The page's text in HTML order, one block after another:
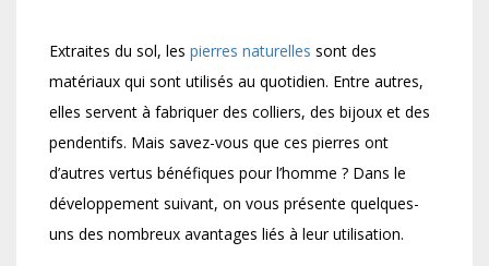
Extraites du sol, les pierres naturelles sont des
matériaux qui sont utilisés au quotidien. Entre autres,
elles servent à fabriquer des colliers, des bijoux et des
pendentifs. Mais savez-vous que ces pierres ont
d’autres vertus bénéfiques pour l’homme ? Dans le
développement suivant, on vous présente quelques-
uns des nombreux avantages liés à leur utilisation.